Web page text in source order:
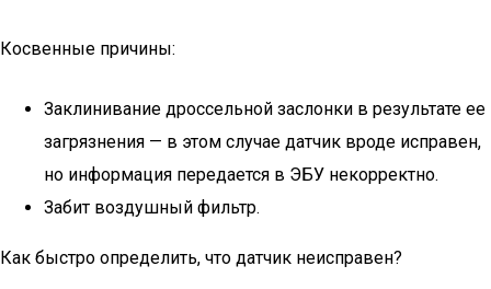
Косвенные причины:
Заклинивание дроссельной заслонки в результате ее
загрязнения — в этом случае датчик вроде исправен,
но информация передается в ЭБУ некорректно.
Забит воздушный фильтр.
Как быстро определить, что датчик неисправен?